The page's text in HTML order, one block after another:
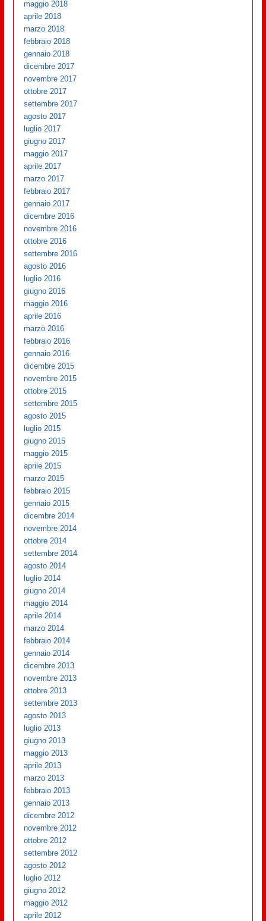
maggio 2018
aprile 2018
marzo 2018
febbraio 2018
gennaio 2018
dicembre 2017
novembre 2017
ottobre 2017
settembre 2017
agosto 2017
luglio 2017
giugno 2017
maggio 2017
aprile 2017
marzo 2017
febbraio 2017
gennaio 2017
dicembre 2016
novembre 2016
ottobre 2016
settembre 2016
agosto 2016
luglio 2016
giugno 2016
maggio 2016
aprile 2016
marzo 2016
febbraio 2016
gennaio 2016
dicembre 2015
novembre 2015
ottobre 2015
settembre 2015
agosto 2015
luglio 2015
giugno 2015
maggio 2015
aprile 2015
marzo 2015
febbraio 2015
gennaio 2015
dicembre 2014
novembre 2014
ottobre 2014
settembre 2014
agosto 2014
luglio 2014
giugno 2014
maggio 2014
aprile 2014
marzo 2014
febbraio 2014
gennaio 2014
dicembre 2013
novembre 2013
ottobre 2013
settembre 2013
agosto 2013
luglio 2013
giugno 2013
maggio 2013
aprile 2013
marzo 2013
febbraio 2013
gennaio 2013
dicembre 2012
novembre 2012
ottobre 2012
settembre 2012
agosto 2012
luglio 2012
giugno 2012
maggio 2012
aprile 2012